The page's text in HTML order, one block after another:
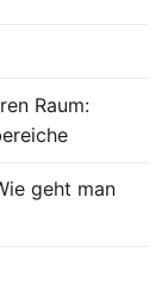
Raum:
geht man